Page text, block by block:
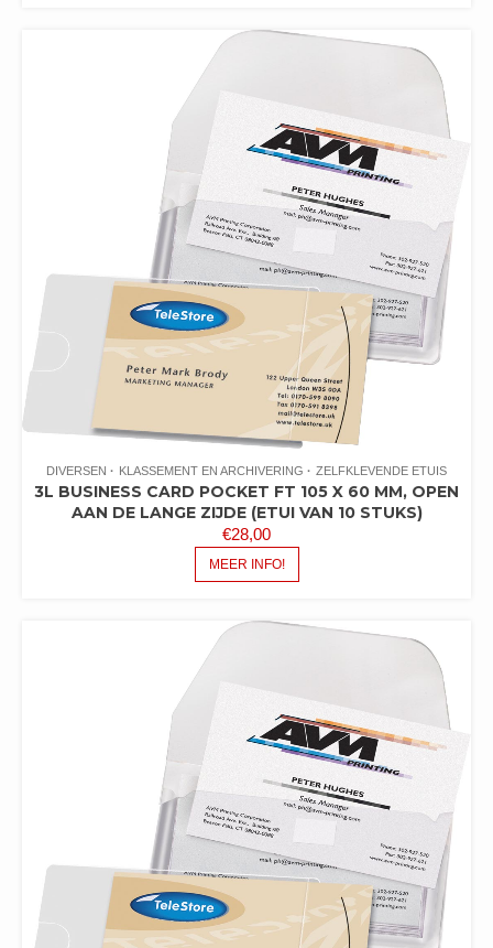
DIVERSEN KLASSEMENT EN ARCHIVERING ZELFKLEVENDE ETUIS
3L BUSINESS CARD POCKET FT 105 X 60 MM, OPEN
AAN DE LANGE ZIJDE (ETUI VAN 10 STUKS)
€28,00
MEER INFO!